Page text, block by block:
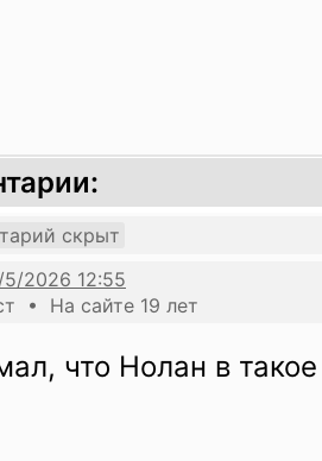
скрыт
• На сайте 19 лет
что Нолан в такое